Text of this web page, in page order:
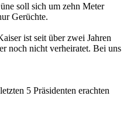
soll sich um zehn Meter
Gerüchte.
ist seit über zwei Jahren
noch nicht verheiratet. Bei uns
5 Präsidenten erachten